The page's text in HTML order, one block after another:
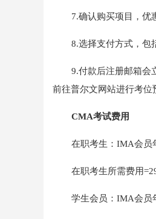
7.确认购买项目，优
8.选择支付方式，包
9.付款后注册邮箱会
前往普尔文网站进行考位
CMA考试费用
在职考生：IMA会员
在职考生所需费用
学生会员：IMA会员